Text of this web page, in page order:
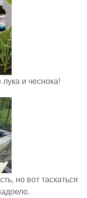
и чеснока!
но вот таскаться